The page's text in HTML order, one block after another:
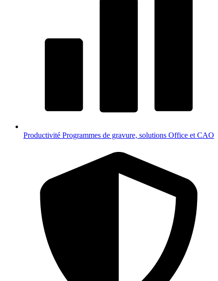
Productivité Programmes de gravure, solutions Office et CAO